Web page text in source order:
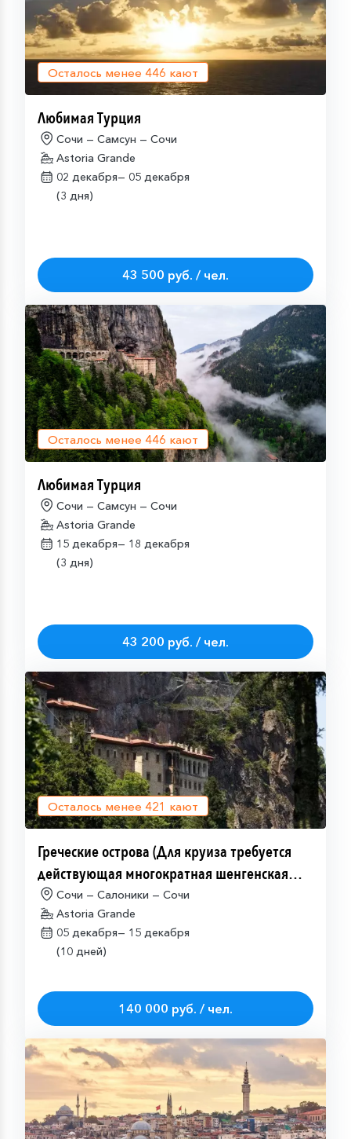
Осталось менее 446 кают
Любимая Турция
Сочи — Самсун — Сочи
Astoria Grande
02 декабря— 05 декабря
(3 дня)
43 500 руб. / чел.
Осталось менее 446 кают
Любимая Турция
Сочи — Самсун — Сочи
Astoria Grande
15 декабря— 18 декабря
(3 дня)
43 200 руб. / чел.
Осталось менее 421 кают
Греческие острова (Для круиза требуется
действующая многократная шенгенская
виза)Сочи — Салоники — Сочи
Astoria Grande
05 декабря— 15 декабря
(10 дней)
140 000 руб. / чел.